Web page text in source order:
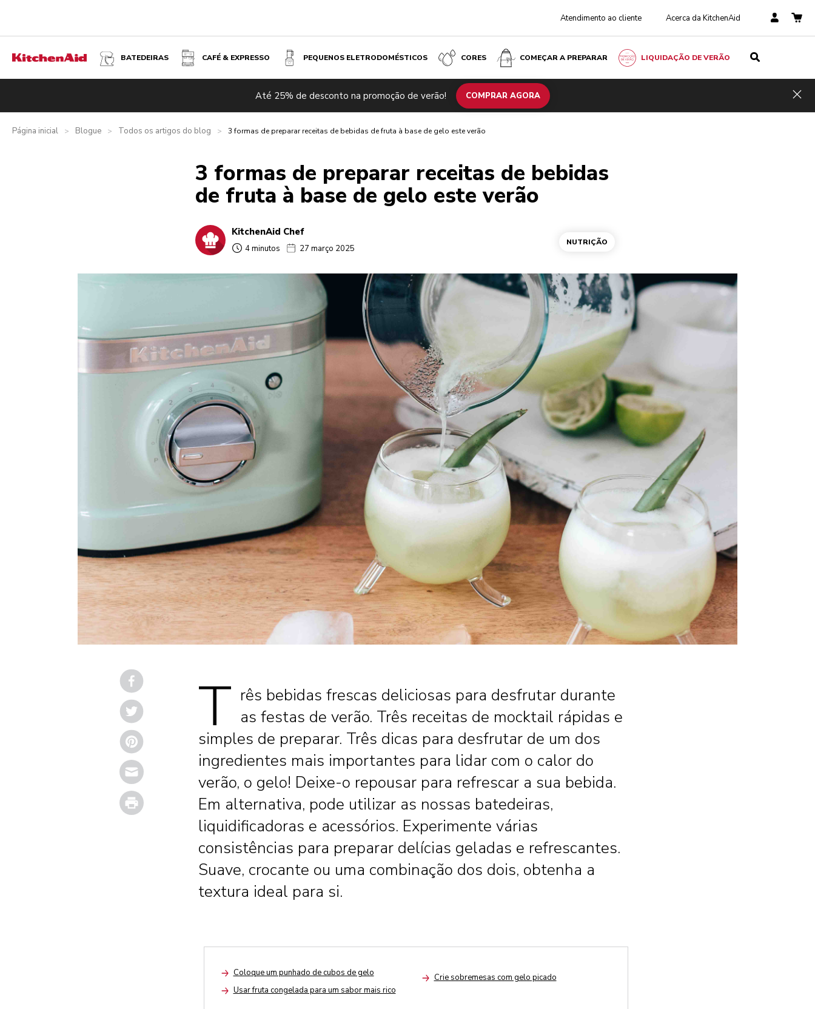
Atendimento ao cliente Acerca da KitchenAid
BATEDEIRAS CAFÉ & EXPRESSO PEQUENOS ELETRODOMÉSTICOS CORES COMEÇAR A PREPARAR LIQUIDAÇÃO DE VERÃO
Até 25% de desconto na promoção de verão! COMPRAR AGORA
Página inicial > Blogue > Todos os artigos do blog > 3 formas de preparar receitas de bebidas de fruta à base de gelo este verão
3 formas de preparar receitas de bebidas
de fruta à base de gelo este verão
KitchenAid Chef
4 minutos 27 março 2025
NUTRIÇÃO
Email
Print
T rês bebidas frescas deliciosas para desfrutar durante
as festas de verão. Três receitas de mocktail rápidas e
simples de preparar. Três dicas para desfrutar de um dos
ingredientes mais importantes para lidar com o calor do
verão, o gelo! Deixe-o repousar para refrescar a sua bebida.
Em alternativa, pode utilizar as nossas batedeiras,
liquidificadoras e acessórios. Experimente várias
consistências para preparar delícias geladas e refrescantes.
Suave, crocante ou uma combinação dos dois, obtenha a
textura ideal para si.
Arrow
Coloque um punhado de cubos de gelo
Arrow
Usar fruta congelada para um sabor mais rico
Arrow
Crie sobremesas com gelo picado